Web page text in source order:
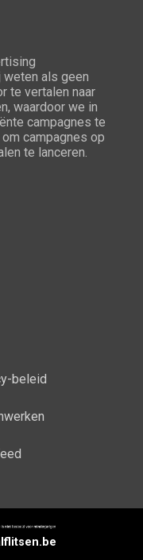
weten als geen
te vertalen naar
waardoor we in
campagnes te
campagnes op
te lanceren.
beleid